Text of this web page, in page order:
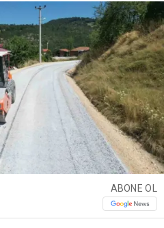
ABONE OL